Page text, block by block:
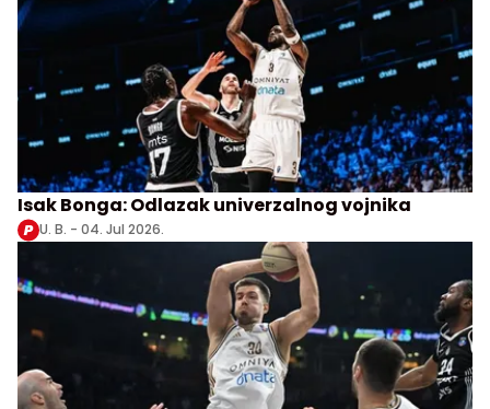
Isak Bonga: Odlazak univerzalnog vojnika
U. B. - 04. Jul 2026.